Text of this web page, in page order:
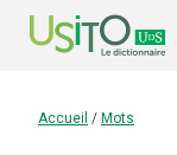
Accueil / Mots